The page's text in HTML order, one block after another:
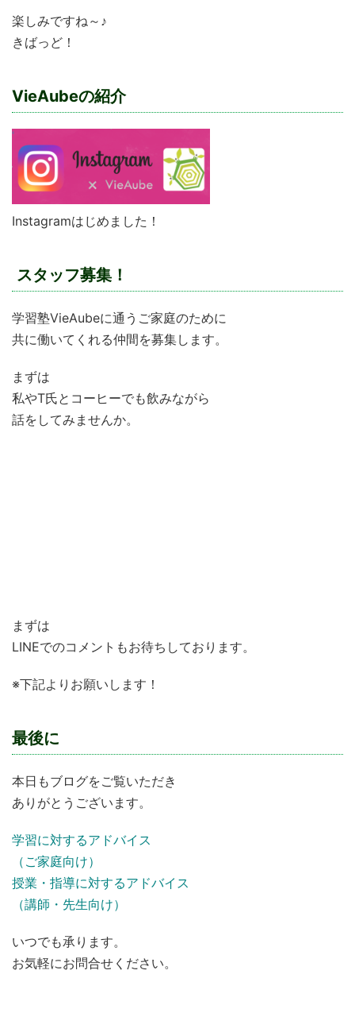
楽しみですね～♪
きばっど！
VieAubeの紹介
Instagramはじめました！
スタッフ募集！
学習塾VieAubeに通うご家庭のために
共に働いてくれる仲間を募集します。
まずは
私やT氏とコーヒーでも飲みながら
話をしてみませんか。
まずは
LINEでのコメントもお待ちしております。
※下記よりお願いします！
最後に
本日もブログをご覧いただき
ありがとうございます。
学習に対するアドバイス
（ご家庭向け）
授業・指導に対するアドバイス
（講師・先生向け）
いつでも承ります。
お気軽にお問合せください。